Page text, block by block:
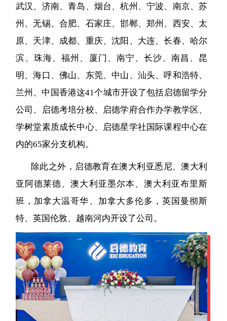
武汉、济南、青岛、烟台、杭州、宁波、南京、苏
州、无锡、合肥、石家庄、邯郸、郑州、西安、太
原、天津、成都、重庆、沈阳、大连、长春、哈尔
滨、珠海、福州、厦门、南宁、长沙、南昌、昆
明、海口、佛山、东莞、中山、汕头、呼和浩特、
兰州、中国香港这41个城市开设了包括启德留学分
公司、启德考培分校、启德学府合作办学教学区、
学树堂素质成长中心、启德星学社国际课程中心在
内的65家分支机构。
除此之外，启德教育在澳大利亚悉尼、澳大利
亚阿德莱德、澳大利亚墨尔本、澳大利亚布里斯
班，加拿大温哥华、加拿大多伦多，英国曼彻斯
特、英国伦敦、越南河内开设了公司。